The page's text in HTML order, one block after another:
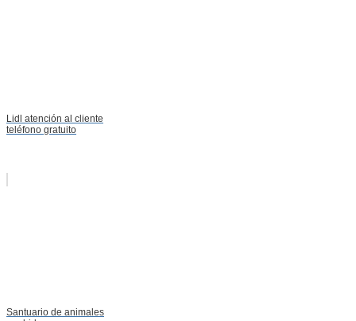
Lidl atención al cliente
teléfono gratuito
Santuario de animales